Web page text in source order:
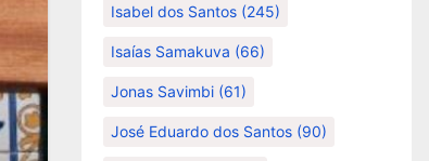
Isabel dos Santos (245)
Isaías Samakuva (66)
Jonas Savimbi (61)
José Eduardo dos Santos (90)